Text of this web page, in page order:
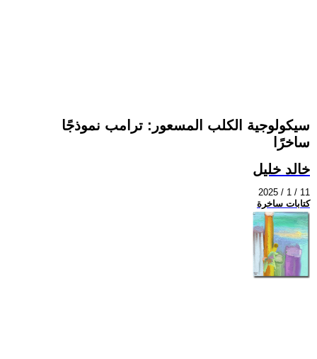
سيكولوجية الكلب المسعور: ترامب نموذجًا
ساخرًا
خالد خليل
2025 / 1 / 11
كتابات ساخرة